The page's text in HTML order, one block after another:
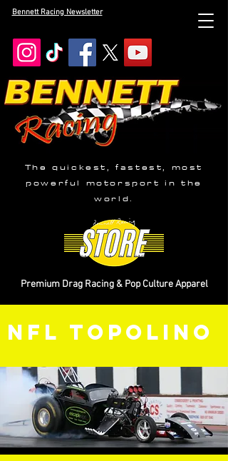
Bennett Racing Newsletter
The quickest, fastest, most
powerful motorsport in the
world.
Premium Drag Racing & Pop Culture Apparel
NFL Topolino